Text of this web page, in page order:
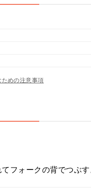
めの注意事項
フォークの背でつぶ